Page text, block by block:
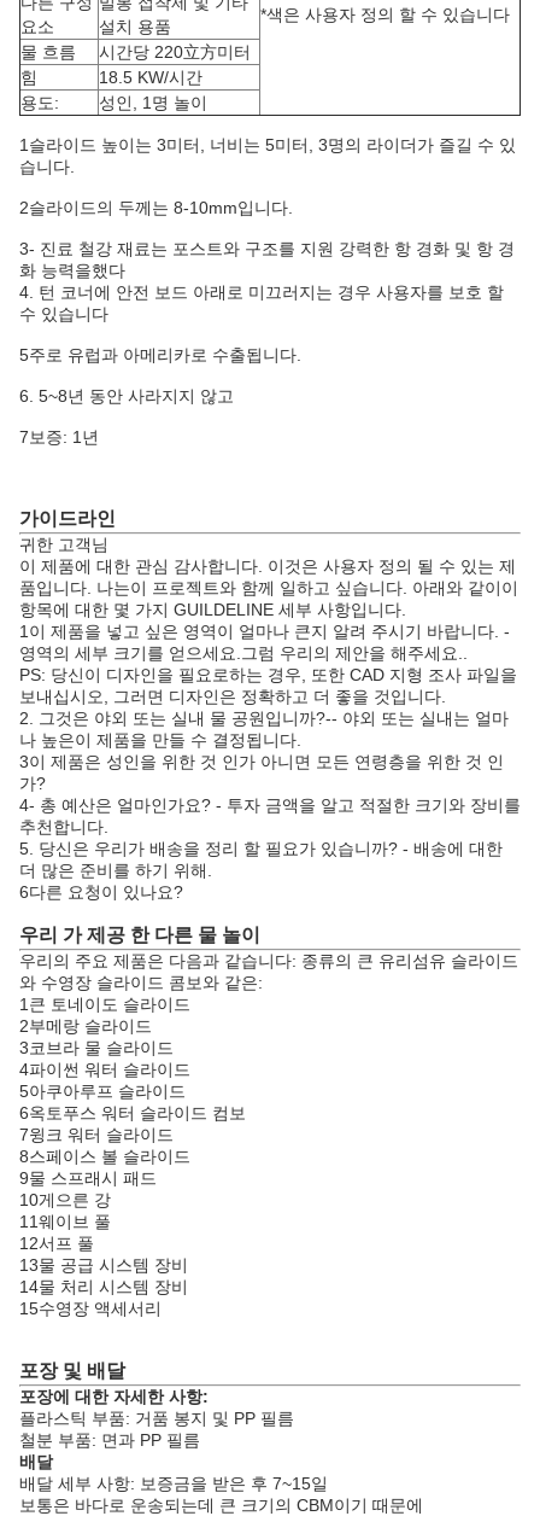
*색은 사용자 정의 할 수 있습니다
요소
설치 용품
물 흐름
시간당 220立方미터
힘
18.5 KW/시간
용도:
성인, 1명 놀이
1슬라이드 높이는 3미터, 너비는 5미터, 3명의 라이더가 즐길 수 있
습니다.
2슬라이드의 두께는 8-10mm입니다.
3- 진료 철강 재료는 포스트와 구조를 지원 강력한 항 경화 및 항 경
화 능력을했다
4. 턴 코너에 안전 보드 아래로 미끄러지는 경우 사용자를 보호 할
수 있습니다
5주로 유럽과 아메리카로 수출됩니다.
6. 5~8년 동안 사라지지 않고
7보증: 1년
가이드라인
귀한 고객님
이 제품에 대한 관심 감사합니다. 이것은 사용자 정의 될 수 있는 제
품입니다. 나는이 프로젝트와 함께 일하고 싶습니다. 아래와 같이이
항목에 대한 몇 가지 GUILDELINE 세부 사항입니다.
1이 제품을 넣고 싶은 영역이 얼마나 큰지 알려 주시기 바랍니다. -
영역의 세부 크기를 얻으세요.그럼 우리의 제안을 해주세요..
PS: 당신이 디자인을 필요로하는 경우, 또한 CAD 지형 조사 파일을
보내십시오, 그러면 디자인은 정확하고 더 좋을 것입니다.
2. 그것은 야외 또는 실내 물 공원입니까?-- 야외 또는 실내는 얼마
나 높은이 제품을 만들 수 결정됩니다.
3이 제품은 성인을 위한 것 인가 아니면 모든 연령층을 위한 것 인
가?
4- 총 예산은 얼마인가요? - 투자 금액을 알고 적절한 크기와 장비를
추천합니다.
5. 당신은 우리가 배송을 정리 할 필요가 있습니까? - 배송에 대한
더 많은 준비를 하기 위해.
6다른 요청이 있나요?
우리 가 제공 한 다른 물 놀이
우리의 주요 제품은 다음과 같습니다: 종류의 큰 유리섬유 슬라이드
와 수영장 슬라이드 콤보와 같은:
1큰 토네이도 슬라이드
2부메랑 슬라이드
3코브라 물 슬라이드
4파이썬 워터 슬라이드
5아쿠아루프 슬라이드
6옥토푸스 워터 슬라이드 컴보
7윙크 워터 슬라이드
8스페이스 볼 슬라이드
9물 스프래시 패드
10게으른 강
11웨이브 풀
12서프 풀
13물 공급 시스템 장비
14물 처리 시스템 장비
15수영장 액세서리
포장 및 배달
포장에 대한 자세한 사항:
플라스틱 부품: 거품 봉지 및 PP 필름
철분 부품: 면과 PP 필름
배달
배달 세부 사항: 보증금을 받은 후 7~15일
보통은 바다로 운송되는데 큰 크기의 CBM이기 때문에